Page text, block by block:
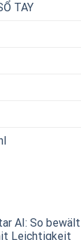
TAY
AI: So
Leichtigkeit